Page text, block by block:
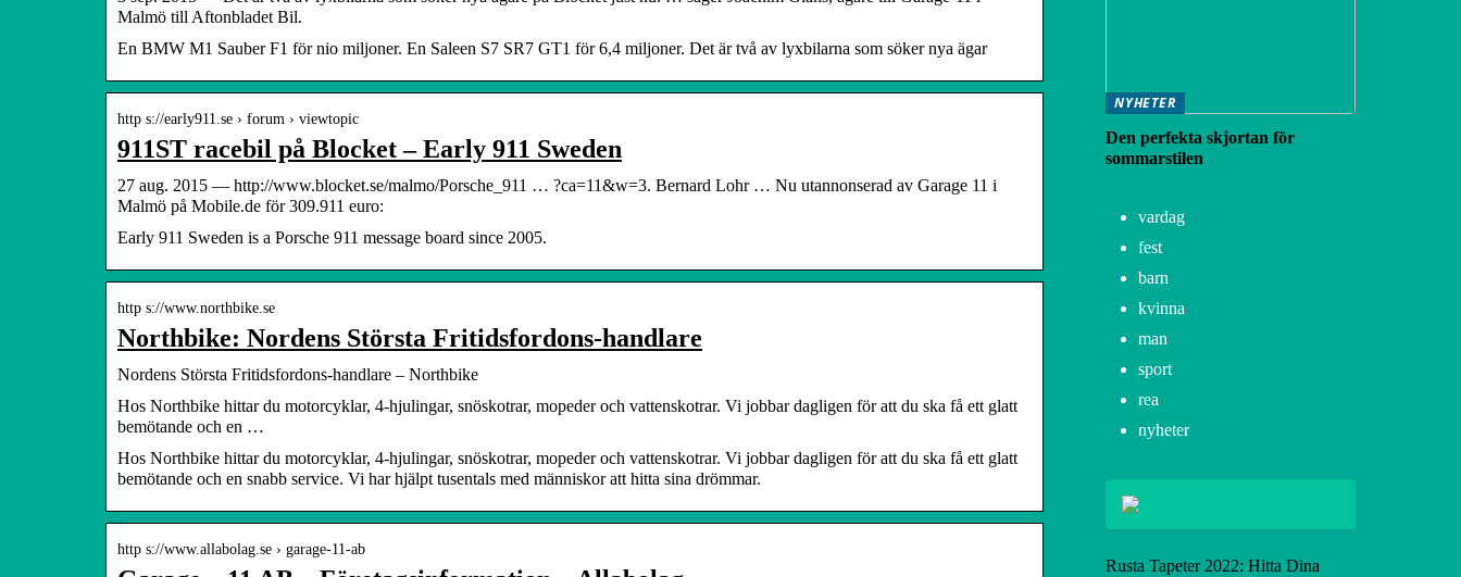
Malmö till Aftonbladet Bil.
En BMW M1 Sauber F1 för nio miljoner. En Saleen S7 SR7 GT1 för 6,4 miljoner. Det är två av lyxbilarna som söker nya ägar
http s://early911.se › forum › viewtopic
911ST racebil på Blocket – Early 911 Sweden
27 aug. 2015 — http://www.blocket.se/malmo/Porsche_911 … ?ca=11&w=3. Bernard Lohr … Nu utannonserad av Garage 11 i
Malmö på Mobile.de för 309.911 euro:
Early 911 Sweden is a Porsche 911 message board since 2005.
http s://www.northbike.se
Northbike: Nordens Största Fritidsfordons-handlare
Nordens Största Fritidsfordons-handlare – Northbike
Hos Northbike hittar du motorcyklar, 4-hjulingar, snöskotrar, mopeder och vattenskotrar. Vi jobbar dagligen för att du ska få ett glatt
bemötande och en …
Hos Northbike hittar du motorcyklar, 4-hjulingar, snöskotrar, mopeder och vattenskotrar. Vi jobbar dagligen för att du ska få ett glatt
bemötande och en snabb service. Vi har hjälpt tusentals med människor att hitta sina drömmar.
http s://www.allabolag.se › garage-11-ab
NYHETER
Den perfekta skjortan för
sommarstilen
vardag
fest
barn
kvinna
man
sport
rea
nyheter
Rusta Tapeter 2022: Hitta Dina